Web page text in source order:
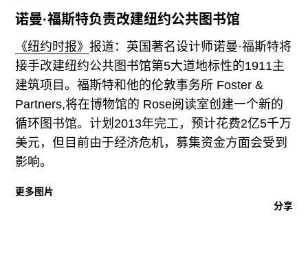
展评
杂志
专栏
视频
ENGLISH
ART & EDUCATION
广告
订阅
诺曼·福斯特负责改建纽约公共图书馆
《纽约时报》报道：英国著名设计师诺曼·福斯特将
接手改建纽约公共图书馆第5大道地标性的1911主
建筑项目。福斯特和他的伦敦事务所 Foster &
Partners,将在博物馆的 Rose阅读室创建一个新的
循环图书馆。计划2013年完工，预计花费2亿5千万
美元，但目前由于经济危机，募集资金方面会受到
影响。
更多图片
分享